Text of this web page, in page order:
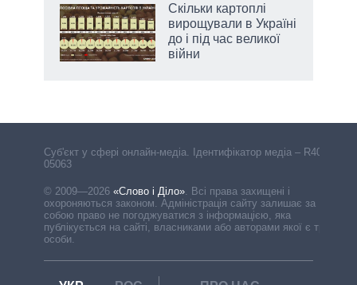
Скільки картоплі
вирощували в Україні
до і під час великої
війни
Cуб'єкт у сфері онлайн-медіа. Ідентифікатор медіа – R40-
05063
© 2009—2026 «Слово і Діло» Всі права захищені і
охороняються законом. Адміністрація сайту залишає за
собою право не погоджуватися з інформацією, яка
публікується на сайті, власниками або авторами якої є треті
особи.